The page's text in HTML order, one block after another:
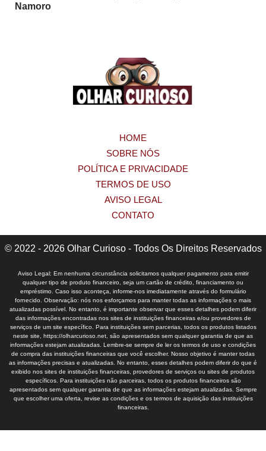
Namoro
HOME
SOBRE NÓS
POLÍTICA E PRIVACIDADE
TERMOS DE USO
AVISO LEGAL
CONTATO
© 2022 - 2026 Olhar Curioso - Todos Os Direitos Reservados
Aviso Legal: Em nenhuma circunstância solicitamos qualquer pagamento para emitir
qualquer tipo de produto financeiro, seja um cartão de crédito, financiamento ou
empréstimo. Caso isso aconteça, informe-nos imediatamente através do formulário
fornecido. Observação: nós nos esforçamos para manter todas as informações o mais
atualizadas possível. No entanto, é importante observar que esses detalhes podem diferir
das informações encontradas nos sites de instituições financeiras e/ou provedores de
serviços de um site específico. Para instituições sem parcerias, todos os produtos listados
neste site, https://olharcurioso.net, são apresentados sem qualquer garantia de que as
informações estejam atualizadas. Lembre-se sempre de ler os termos de uso e condições
de compra das instituições financeiras que você escolher. Nosso objetivo é manter todas
as informações precisas e atualizadas. No entanto, esses detalhes podem diferir do que é
exibido nos sites de instituições financeiras, provedores de serviços ou sites de produtos
específicos. Para instituições não parceiras, todos os produtos financeiros são
apresentados sem qualquer garantia de que as informações estejam atualizadas. Sempre
que escolher uma oferta, revise as condições e os termos de aquisição das instituições
financeiras.